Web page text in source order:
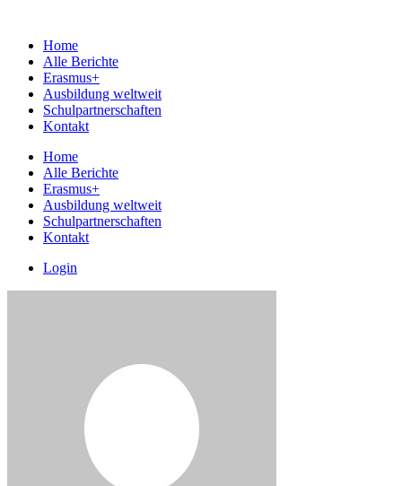
Home
Alle Berichte
Erasmus+
Ausbildung weltweit
Schulpartnerschaften
Kontakt
Home
Alle Berichte
Erasmus+
Ausbildung weltweit
Schulpartnerschaften
Kontakt
Login